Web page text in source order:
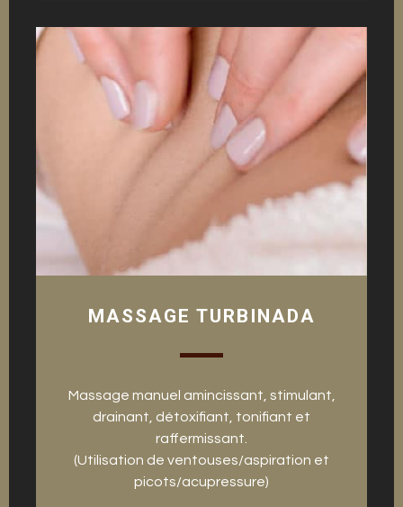
MASSAGE TURBINADA
Massage manuel amincissant, stimulant,
drainant, détoxifiant, tonifiant et
raffermissant.
(Utilisation de ventouses/aspiration et
picots/acupressure)